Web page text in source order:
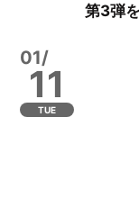
第3弾
01/
11
TUE